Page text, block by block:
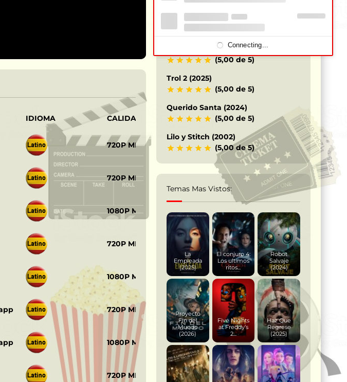
IDIOMA CALIDAD
‎ ‎ ‎720P MP4
‎ ‎ ‎720P MP4
‎ ‎ ‎1080P MKV
‎ ‎ ‎720P MP4
‎ ‎ ‎1080P MKV
‎ ‎ ‎720P MP4
‎ ‎ ‎1080P MKV
‎ ‎ ‎720P MP4
Seiya (2023)
(5,00 de 5)
Terrifier 3 – Payaso siniestro (2024)
(5,00 de 5)
Trol 2 (2025)
(5,00 de 5)
Querido Santa (2024)
(5,00 de 5)
Lilo y Stitch (2002)
(5,00 de 5)
Temas Mas Vistos:
La
Empleada
(2025)
El conjuro 4:
Los ultimos
ritos...
Robot
Salvaje
(2024)
Proyecto
Fin del
Mundo
(2026)
Five Nights
at Freddy’s
2...
Haz Que
Regrese
(2025)
Connecting...